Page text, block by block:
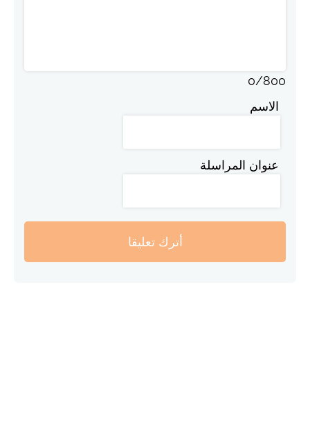
0/800
الاسم
عنوان المراسلة
أترك تعليقا